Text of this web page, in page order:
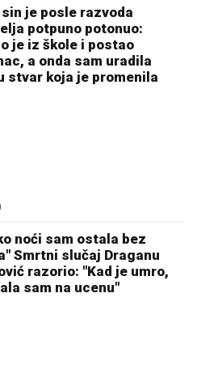
sin je posle razvoda
potpuno potonuo:
je iz škole i postao
a onda sam uradila
stvar koja je promenila
noći sam ostala bez
Smrtni slučaj Draganu
razorio: "Kad je umro,
sam na ucenu"